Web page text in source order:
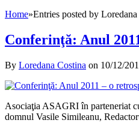
Home»Entries posted by
Conferinţă: Anul
By Loredana Costina on 10/12/
Asociaţia ASAGRI în parteneriat
domnul Vasile Simileanu,